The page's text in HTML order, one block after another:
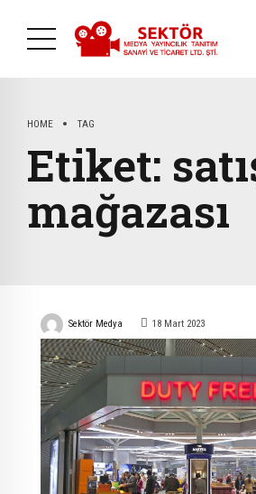
HOME TAG
Etiket:
mağazası
Sektör Medya 18 Mart 2023